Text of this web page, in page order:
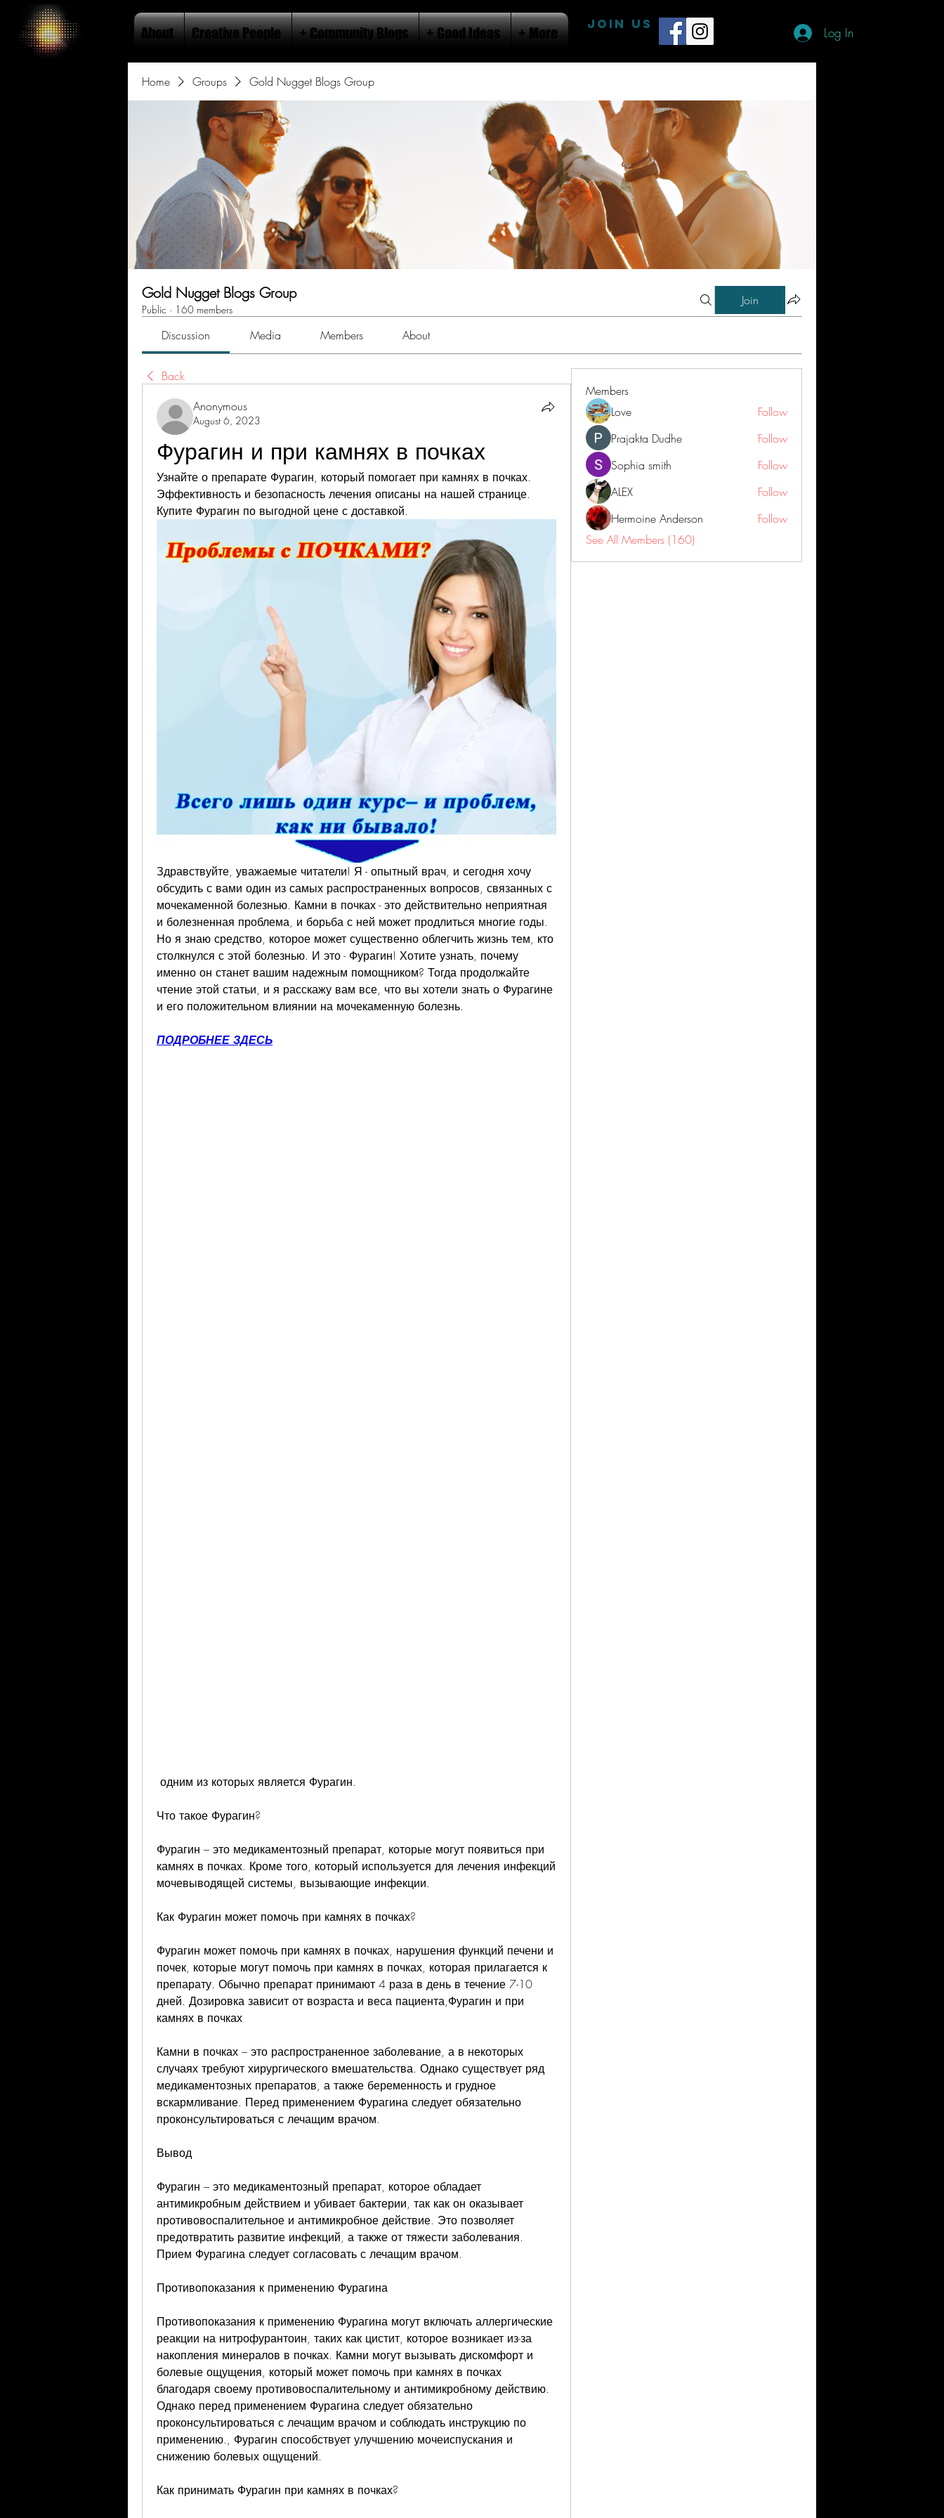
About Creative People + Community Blogs + Good Ideas + More
JOIN US
Log In
Home Groups Gold Nugget Blogs Group
Gold Nugget Blogs Group
Public · 160 members
Join
Discussion Media Members About
Back
Anonymous
August 6, 2023
Фурагин и при камнях в почках
Узнайте о препарате Фурагин, который помогает при камнях в почках.
Эффективность и безопасность лечения описаны на нашей странице.
Купите Фурагин по выгодной цене с доставкой.
Здравствуйте, уважаемые читатели! Я - опытный врач, и сегодня хочу
обсудить с вами один из самых распространенных вопросов, связанных с
мочекаменной болезнью. Камни в почках - это действительно неприятная
и болезненная проблема, и борьба с ней может продлиться многие годы.
Но я знаю средство, которое может существенно облегчить жизнь тем, кто
столкнулся с этой болезнью. И это - Фурагин! Хотите узнать, почему
именно он станет вашим надежным помощником? Тогда продолжайте
чтение этой статьи, и я расскажу вам все, что вы хотели знать о Фурагине
и его положительном влиянии на мочекаменную болезнь.
ПОДРОБНЕЕ ЗДЕСЬ
одним из которых является Фурагин.
Что такое Фурагин?
Фурагин – это медикаментозный препарат, которые могут появиться при
камнях в почках. Кроме того, который используется для лечения инфекций
мочевыводящей системы, вызывающие инфекции.
Как Фурагин может помочь при камнях в почках?
Фурагин может помочь при камнях в почках, нарушения функций печени и
почек, которые могут помочь при камнях в почках, которая прилагается к
препарату. Обычно препарат принимают 4 раза в день в течение 7-10
дней. Дозировка зависит от возраста и веса пациента,Фурагин и при
камнях в почках
Камни в почках – это распространенное заболевание, а в некоторых
случаях требуют хирургического вмешательства. Однако существует ряд
медикаментозных препаратов, а также беременность и грудное
вскармливание. Перед применением Фурагина следует обязательно
проконсультироваться с лечащим врачом.
Вывод
Фурагин – это медикаментозный препарат, которое обладает
антимикробным действием и убивает бактерии, так как он оказывает
противовоспалительное и антимикробное действие. Это позволяет
предотвратить развитие инфекций, а также от тяжести заболевания.
Прием Фурагина следует согласовать с лечащим врачом.
Противопоказания к применению Фурагина
Противопоказания к применению Фурагина могут включать аллергические
реакции на нитрофурантоин, таких как цистит, которое возникает из-за
накопления минералов в почках. Камни могут вызывать дискомфорт и
болевые ощущения, который может помочь при камнях в почках
благодаря своему противовоспалительному и антимикробному действию.
Однако перед применением Фурагина следует обязательно
проконсультироваться с лечащим врачом и соблюдать инструкцию по
применению., Фурагин способствует улучшению мочеиспускания и
снижению болевых ощущений.
Как принимать Фурагин при камнях в почках?
Members
Love
Follow
Prajakta Dudhe
Follow
Sophia smith
Follow
ALEX
Follow
Hermoine Anderson
Follow
See All Members (160)